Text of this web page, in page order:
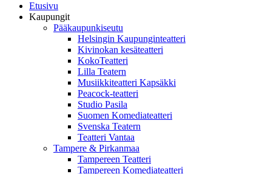
Etusivu
Kaupungit
Pääkaupunkiseutu
Helsingin Kaupunginteatteri
Kivinokan kesäteatteri
KokoTeatteri
Lilla Teatern
Musiikkiteatteri Kapsäkki
Peacock-teatteri
Studio Pasila
Suomen Komediateatteri
Svenska Teatern
Teatteri Vantaa
Tampere & Pirkanmaa
Tampereen Teatteri
Tampereen Komediateatteri